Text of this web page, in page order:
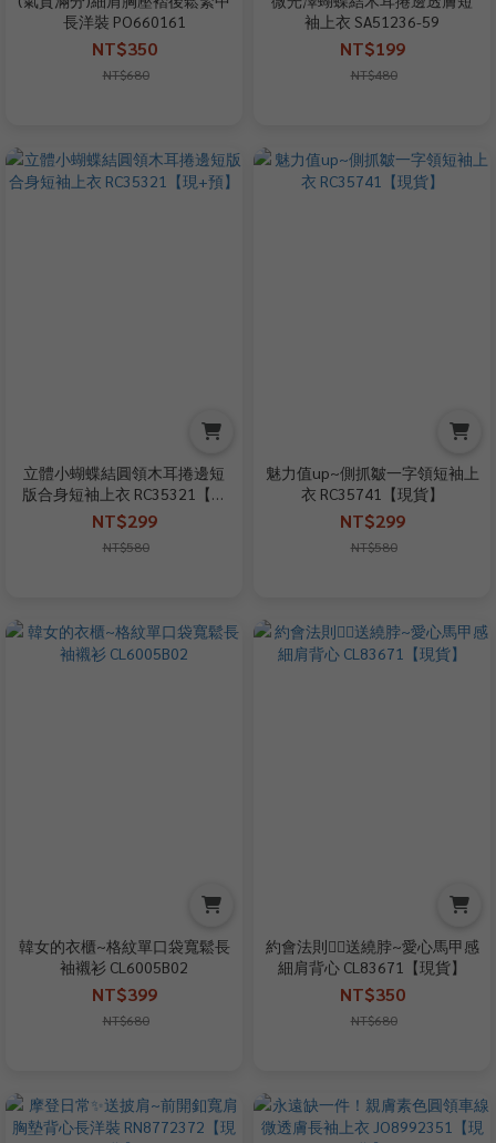
長洋裝 PO660161
NT$350
NT$680
袖上衣 SA51236-59
NT$199
NT$480
立體小蝴蝶結圓領木耳捲邊短
版合身短袖上衣 RC35321【現
+預】
NT$299
NT$580
魅力值up~側抓皺一字領短袖上
衣 RC35741【現貨】
NT$299
NT$580
韓女的衣櫃~格紋單口袋寬鬆長
袖襯衫 CL6005B02
NT$399
NT$680
約會法則✍🏻送繞脖~愛心馬甲感
細肩背心 CL83671【現貨】
NT$350
NT$680